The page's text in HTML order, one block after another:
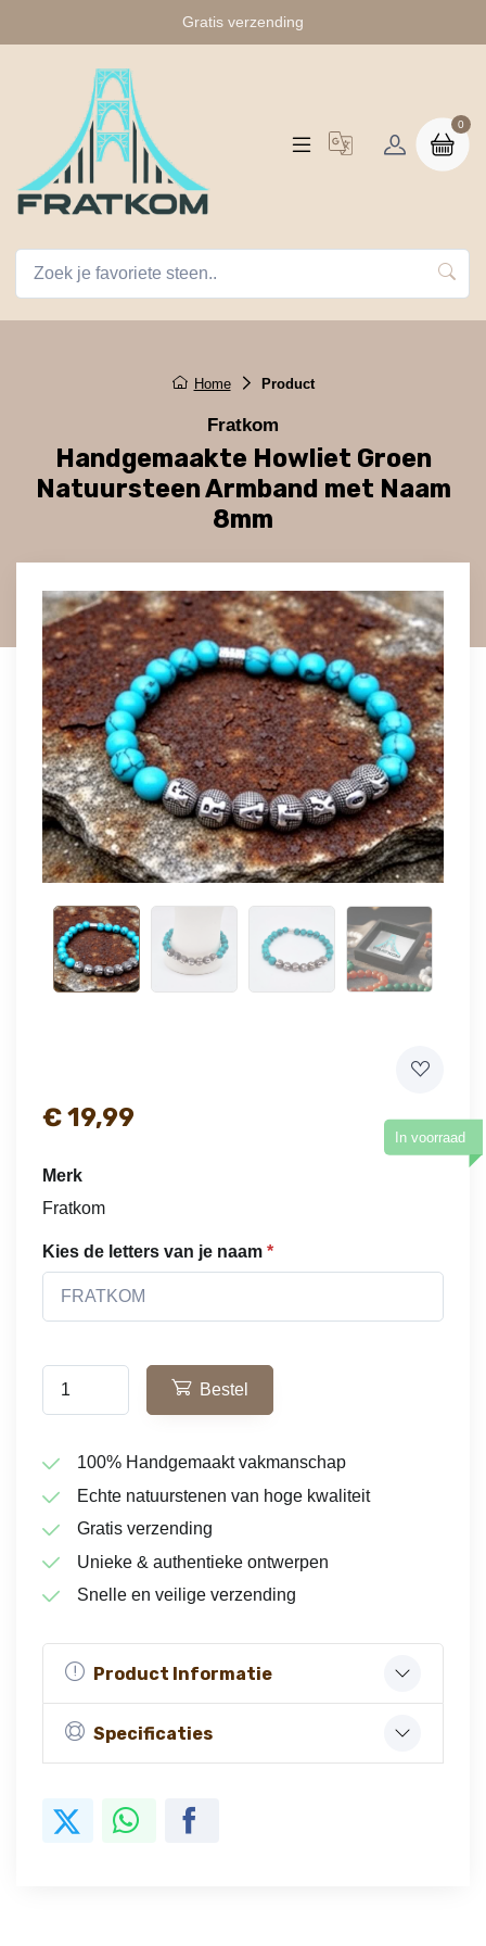
Gratis verzending
0
Home Product
Fratkom
Handgemaakte Howliet Groen
Natuursteen Armband met Naam
8mm
€ 19,99
In voorraad
Merk
Fratkom
Kies de letters van je naam
Bestel
100% Handgemaakt vakmanschap
Echte natuurstenen van hoge kwaliteit
Gratis verzending
Unieke & authentieke ontwerpen
Snelle en veilige verzending
Product Informatie
Specificaties